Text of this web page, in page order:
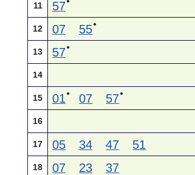
11 57
12 07 55●
13 57●
14
15 01 ● 07 57●
16
17 05 34 47 51
18 07 23 37